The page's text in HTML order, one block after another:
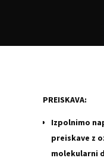
PREISKAVA:
Izpolnimo
preiskave z
molekularni